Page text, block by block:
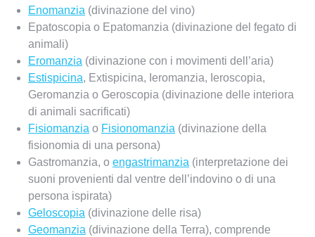
Enomanzia (divinazione del vino)
Epatoscopia o Epatomanzia (divinazione del fegato di
animali)
Eromanzia (divinazione con i movimenti dell’aria)
Estispicina, Extispicina, Ieromanzia, Ieroscopia,
Geromanzia o Geroscopia (divinazione delle interiora
di animali sacrificati)
Fisiomanzia o Fisionomanzia (divinazione della
fisionomia di una persona)
Gastromanzia, o engastrimanzia (interpretazione dei
suoni provenienti dal ventre dell’indovino o di una
persona ispirata)
Geloscopia (divinazione delle risa)
Geomanzia (divinazione della Terra), comprende